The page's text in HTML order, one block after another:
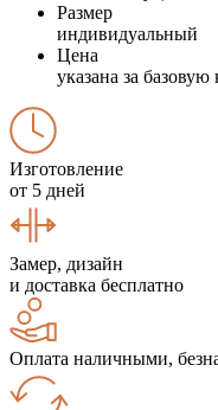
Размер
индивидуальный
Цена
указана за
Изготовление
от 5 дней
Замер, дизайн
и доставка бесплатно
Оплата наличными,